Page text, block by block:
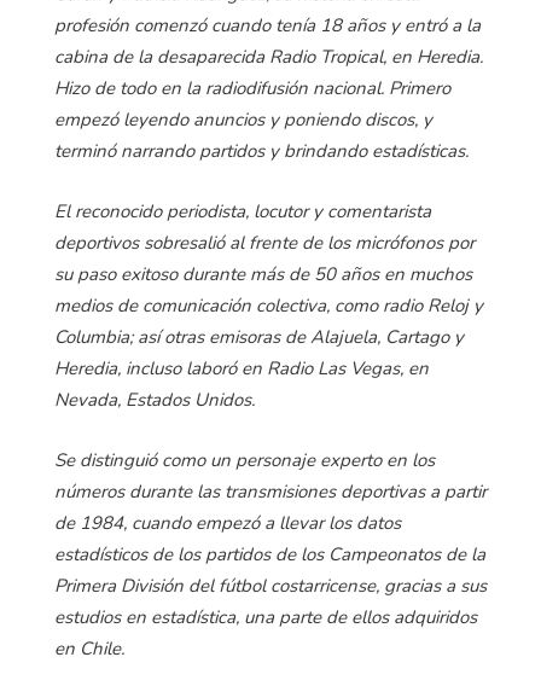
profesión comenzó cuando tenía 18 años y entró a la
cabina de la desaparecida Radio Tropical, en Heredia.
Hizo de todo en la radiodifusión nacional. Primero
empezó leyendo anuncios y poniendo discos, y
terminó narrando partidos y brindando estadísticas.
El reconocido periodista, locutor y comentarista
deportivos sobresalió al frente de los micrófonos por
su paso exitoso durante más de 50 años en muchos
medios de comunicación colectiva, como radio Reloj y
Columbia; así otras emisoras de Alajuela, Cartago y
Heredia, incluso laboró en Radio Las Vegas, en
Nevada, Estados Unidos.
Se distinguió como un personaje experto en los
números durante las transmisiones deportivas a partir
de 1984, cuando empezó a llevar los datos
estadísticos de los partidos de los Campeonatos de la
Primera División del fútbol costarricense, gracias a sus
estudios en estadística, una parte de ellos adquiridos
en Chile.